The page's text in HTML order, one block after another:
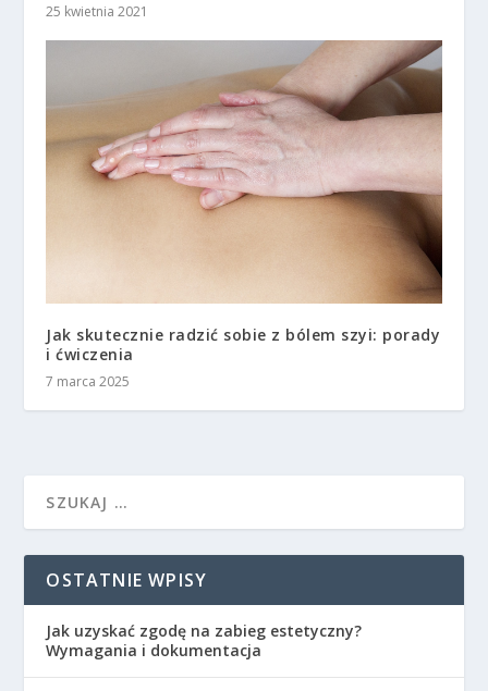
25 kwietnia 2021
Jak skutecznie radzić sobie z bólem szyi: porady
i ćwiczenia
7 marca 2025
OSTATNIE WPISY
Jak uzyskać zgodę na zabieg estetyczny?
Wymagania i dokumentacja